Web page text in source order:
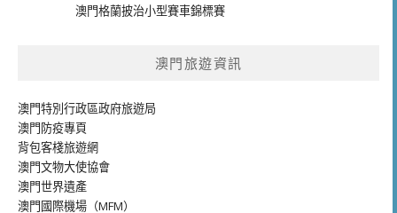
澳門格蘭披治小型賽車錦標賽
澳門旅遊資訊
澳門特別行政區政府旅遊局
澳門防疫專頁
背包客棧旅遊網
澳門文物大使協會
澳門世界遺產
澳門國際機場（MFM）